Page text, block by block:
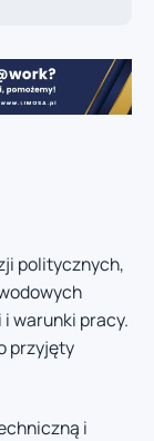
politycznych,
warunki pracy.
przyjęty
i